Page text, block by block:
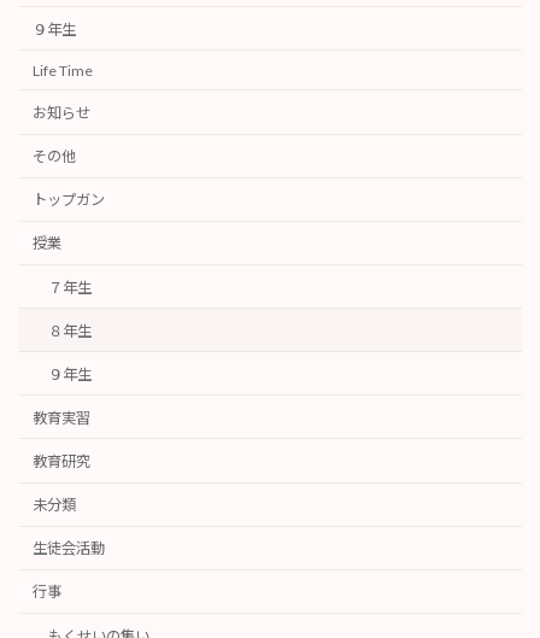
９年生
Life Time
お知らせ
その他
トップガン
授業
７年生
８年生
９年生
教育実習
教育研究
未分類
生徒会活動
行事